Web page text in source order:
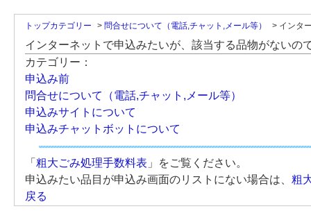
トップカテゴリー > 問合せについて（電話,チャット,メール等） > インタ
インターネットで申込みたいが、該当する品物がないの
カテゴリー：
申込み前
問合せについて（電話,チャット,メール等）
申込みサイトについて
申込みチャットボットについて
「 粗大ごみ処理手数料表 」をご覧ください。
申込みたい品目が申込み画面のリストにない場合は、 粗
戻る